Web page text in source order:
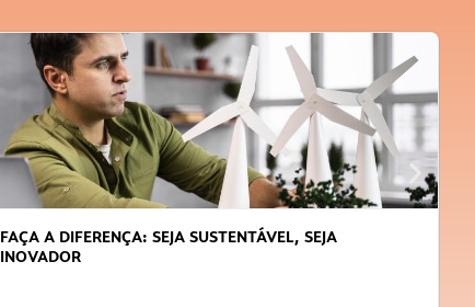
FAÇA A DIFERENÇA: SEJA SUSTENTÁVEL, SEJA
INOVADOR